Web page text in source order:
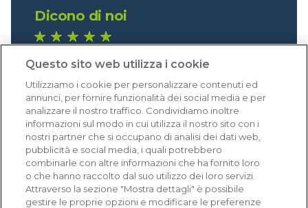
Dicono di noi
Eccellente (4,8)
Acquisti verificati
Questo sito web utilizza i cookie
Utilizziamo i cookie per personalizzare contenuti ed
annunci, per fornire funzionalità dei social media e per
analizzare il nostro traffico. Condividiamo inoltre
informazioni sul modo in cui utilizza il nostro sito con i
nostri partner che si occupano di analisi dei dati web,
pubblicità e social media, i quali potrebbero
combinarle con altre informazioni che ha fornito loro
o che hanno raccolto dal suo utilizzo dei loro servizi.
Attraverso la sezione "Mostra dettagli" è possibile
gestire le proprie opzioni e modificare le preferenze